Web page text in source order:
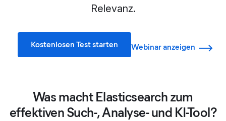
Relevanz.
Kostenlosen Test starten Webinar anzeigen
Was macht Elasticsearch zum
effektiven Such-, Analyse- und KI-Tool?